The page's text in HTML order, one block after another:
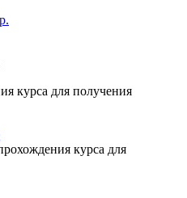
курса для получения
курса для